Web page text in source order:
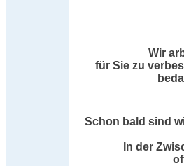
Wir
für Sie zu
Schon bald sind
In der